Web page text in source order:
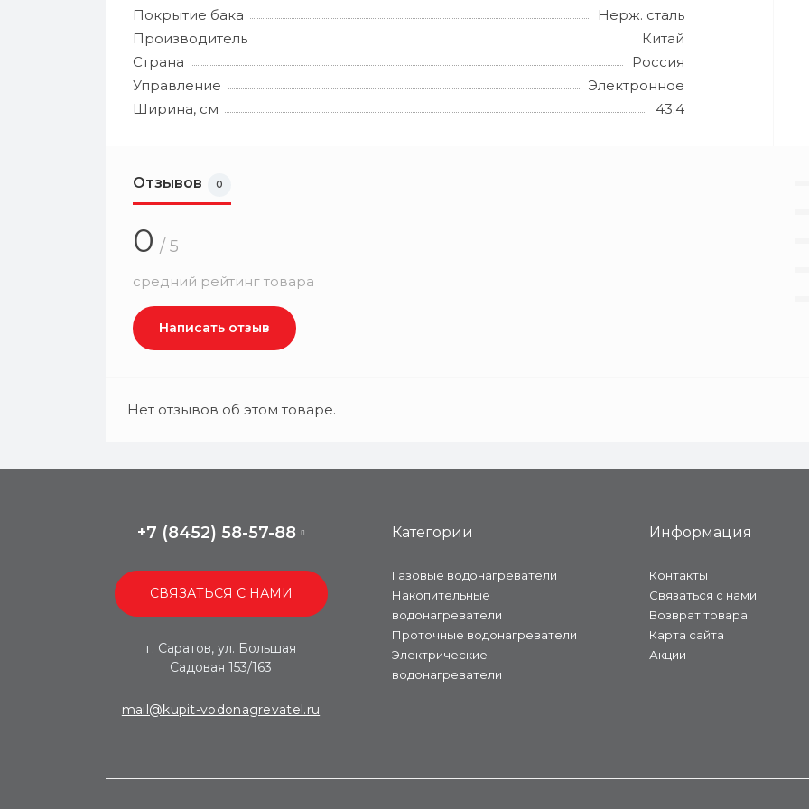
Покрытие бака
Нерж. сталь
Производитель
Китай
Страна
Россия
Управление
Электронное
Ширина, см
43.4
Отзывов 0
0 / 5
средний рейтинг товара
Написать отзыв
Нет отзывов об этом товаре.
+7 (8452) 58-57-88
СВЯЗАТЬСЯ С НАМИ
г. Саратов, ул. Большая
Садовая 153/163
mail@kupit-vodonagrevatel.ru
Категории
Газовые водонагреватели
Накопительные
водонагреватели
Проточные водонагреватели
Электрические
водонагреватели
Информация
Контакты
Связаться с нами
Возврат товара
Карта сайта
Акции